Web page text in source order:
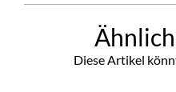
Diese Artikel